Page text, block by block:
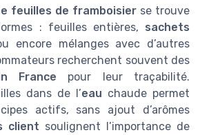
feuilles de framboisier se trouve
: feuilles entières, sachets
encore mélanges avec d’autres
recherchent souvent des
France pour leur traçabilité.
dans de l’eau chaude permet
actifs, sans ajout d’arômes
client soulignent l’importance de